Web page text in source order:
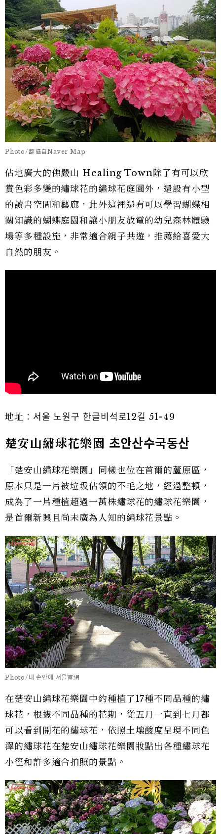
Photo/翻攝自Naver Map
佔地廣大的佛嚴山 Healing Town除了有可以欣
賞色彩多變的繡球花的繡球花庭園外，還設有小型
的讀書空間和藝廊，此外這裡還有可以學習蝴蝶相
關知識的蝴蝶庭園和讓小朋友放電的幼兒森林體驗
場等多種設施，非常適合親子共遊，推薦給喜愛大
自然的朋友。
地址：서울 노원구 한글비석로12길 51-49
楚安山繡球花樂園 초안산수국동산
「楚安山繡球花樂園」同樣也位在首爾的蘆原區，
原本只是一片被垃圾佔領的不毛之地，經過整頓，
成為了一片種植超過一萬株繡球花的繡球花樂園，
是首爾新興且尚未廣為人知的繡球花景點。
Photo/내 손안에 서울官網
在楚安山繡球花樂園中約種植了17種不同品種的繡
球花，根據不同品種的花期，從五月一直到七月都
可以看到開花的繡球花，依照土壤酸度呈現不同色
澤的繡球花在楚安山繡球花樂園妝點出各種繡球花
小徑和許多適合拍照的景點。